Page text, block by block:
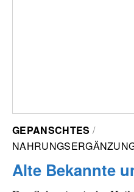
GEPANSCHTES
Alte Bekannte